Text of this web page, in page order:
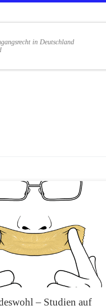
in Deutschland
der Studie Kindeswohl und
in Person von Dr. Rücker nicht
Politische
gab es übrigens bereits
Skandal. All dies trägt
in die Politik bei.
– Studien auf